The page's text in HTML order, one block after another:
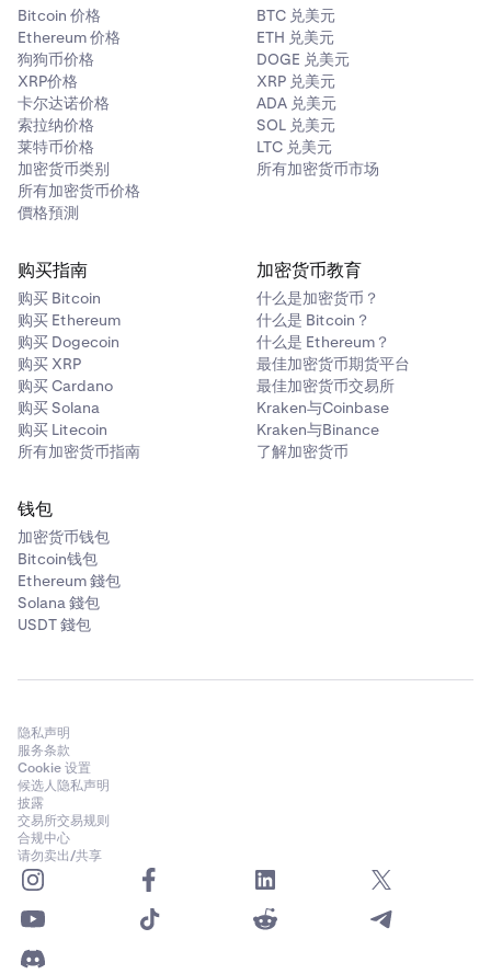
Bitcoin 价格
Ethereum 价格
狗狗币价格
XRP价格
卡尔达诺价格
索拉纳价格
莱特币价格
加密货币类别
所有加密货币价格
價格預測
BTC 兑美元
ETH 兑美元
DOGE 兑美元
XRP 兑美元
ADA 兑美元
SOL 兑美元
LTC 兑美元
所有加密货币市场
购买指南
购买 Bitcoin
购买 Ethereum
购买 Dogecoin
购买 XRP
购买 Cardano
购买 Solana
购买 Litecoin
所有加密货币指南
加密货币教育
什么是加密货币？
什么是 Bitcoin？
什么是 Ethereum？
最佳加密货币期货平台
最佳加密货币交易所
Kraken与Coinbase
Kraken与Binance
了解加密货币
钱包
加密货币钱包
Bitcoin钱包
Ethereum 錢包
Solana 錢包
USDT 錢包
隐私声明
服务条款
Cookie 设置
候选人隐私声明
披露
交易所交易规则
合规中心
请勿卖出/共享